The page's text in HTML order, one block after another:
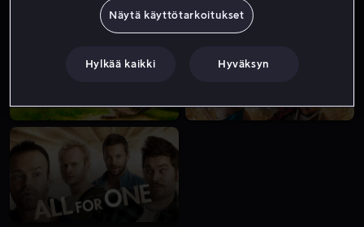
Näytä käyttötarkoitukset
Hylkää kaikki Hyväksyn